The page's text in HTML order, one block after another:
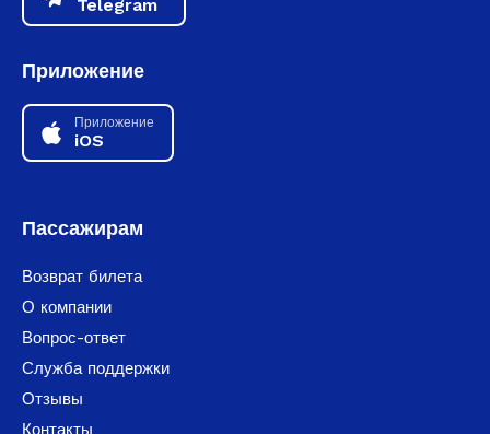
Telegram
Приложение
Приложение
iOS
Пассажирам
Возврат билета
О компании
Вопрос-ответ
Служба поддержки
Отзывы
Контакты